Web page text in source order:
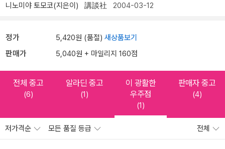
니노미야 토모코(지은이) 講談社 2004-03-12
정가 5,420원 (품절) 새상품보기
판매가 5,040원 + 마일리지 160점
전체 중고
(6)
알라딘 중고
(1)
이 광활한
우주점
(1)
판매자 중고
(4)
저가격순 모든 품질 등급 전체